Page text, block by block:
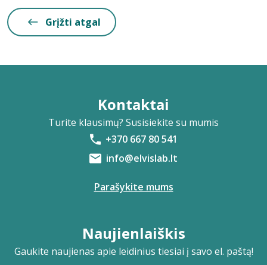
Grįžti atgal
Kontaktai
Turite klausimų? Susisiekite su mumis
+370 667 80 541
info@elvislab.lt
Parašykite mums
Naujienlaiškis
Gaukite naujienas apie leidinius tiesiai į savo el. paštą!